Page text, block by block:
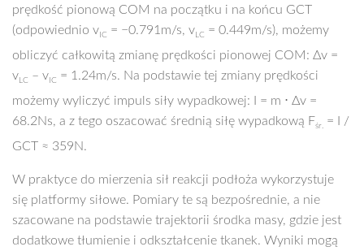
prędkość pionową COM na początku i na końcu GCT
(odpowiednio v IC = −0.791m/s, v LC = 0.449m/s), możemy
obliczyć całkowitą zmianę prędkości pionowej COM: Δv =
v LC – v IC = 1.24m/s. Na podstawie tej zmiany prędkości
możemy wyliczyć impuls siły wypadkowej: I = m ⋅ Δv =
68.2Ns, a z tego oszacować średnią siłę wypadkową Fśr. = I /
GCT ≈ 359N.
W praktyce do mierzenia sił reakcji podłoża wykorzystuje
się platformy siłowe. Pomiary te są bezpośrednie, a nie
szacowane na podstawie trajektorii środka masy, gdzie jest
dodatkowe tłumienie i odkształcenie tkanek. Wyniki mogą